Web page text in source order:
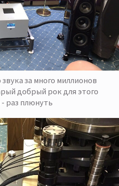
за много миллионов
добрый рок для этого
раз плюнуть